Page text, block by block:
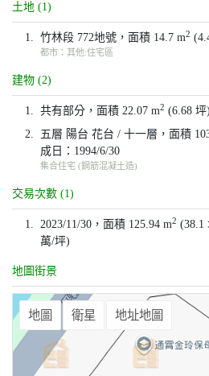
土地 (1)
1. 竹林段 772地號，面積 14.7 m2
都市：其他:住宅區
建物 (2)
1. 共有部分，面積 22.07 m2 (6.68
2.
五層 陽台 花台 / 十一層，面積
成日：1994/6/30
集合住宅 (鋼筋混凝土造)
交易次數 (1)
1. 2023/11/30，面積 125.94 m2 (38.1
萬/坪)
地圖街景
地圖 衛星 地址地圖